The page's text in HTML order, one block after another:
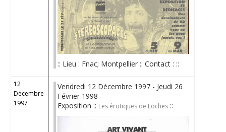
:: Lieu : Fnac; Montpellier :: Contact : ::
12
Décembre
1997
Vendredi 12 Décembre 1997 - Jeudi 26
Février 1998
Exposition :: Les érotiques de Loches ::